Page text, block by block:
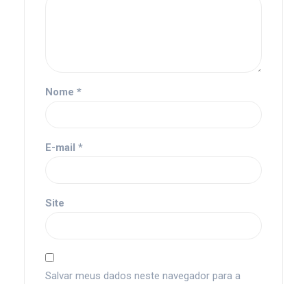
Nome *
E-mail *
Site
Salvar meus dados neste navegador para a